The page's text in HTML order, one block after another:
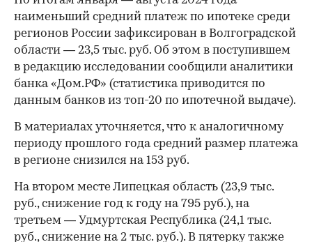
наименьший средний платеж по ипотеке среди
регионов России зафиксирован в Волгоградской
области — 23,5 тыс. руб. Об этом в поступившем
в редакцию исследовании сообщили аналитики
банка «Дом.РФ» (статистика приводится по
данным банков из топ-20 по ипотечной выдаче).
В материалах уточняется, что к аналогичному
периоду прошлого года средний размер платежа
в регионе снизился на 153 руб.
На втором месте Липецкая область (23,9 тыс.
руб., снижение год к году на 795 руб.), на
третьем — Удмуртская Республика (24,1 тыс.
руб., снижение на 2 тыс. руб.). В пятерку также